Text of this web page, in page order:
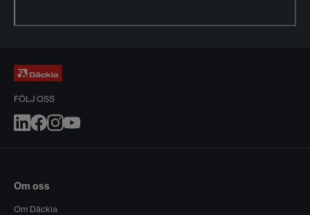
FÖLJ OSS
Om oss
Om Däckia